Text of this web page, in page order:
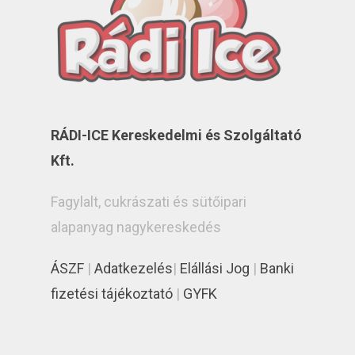
RÁDI-ICE Kereskedelmi és Szolgáltató
Kft.
Fagylalt, cukrászati és sütőipari
alapanyag nagykereskedés
ÁSZF | Adatkezelés| Elállási Jog | Banki
fizetési tájékoztató | GYFK